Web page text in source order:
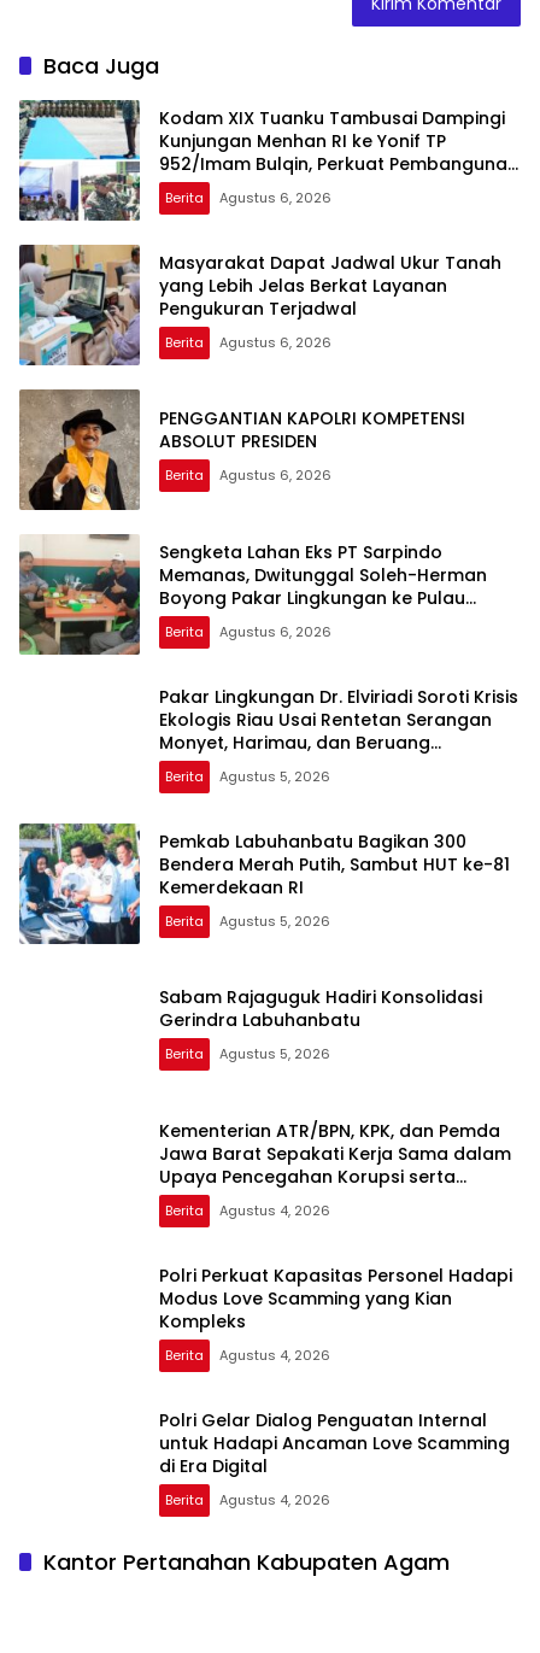
Baca Juga
Kodam XIX Tuanku Tambusai Dampingi
Kunjungan Menhan RI ke Yonif TP
952/Imam Bulqin, Perkuat Pembangunan
Satuan
Berita Agustus 6, 2026
Masyarakat Dapat Jadwal Ukur Tanah
yang Lebih Jelas Berkat Layanan
Pengukuran Terjadwal
Berita Agustus 6, 2026
PENGGANTIAN KAPOLRI KOMPETENSI
ABSOLUT PRESIDEN
Berita Agustus 6, 2026
Sengketa Lahan Eks PT Sarpindo
Memanas, Dwitunggal Soleh-Herman
Boyong Pakar Lingkungan ke Pulau
Rupat
Berita Agustus 6, 2026
Pakar Lingkungan Dr. Elviriadi Soroti Krisis
Ekologis Riau Usai Rentetan Serangan
Monyet, Harimau, dan Beruang
Terhadap Warga
Berita Agustus 5, 2026
Pemkab Labuhanbatu Bagikan 300
Bendera Merah Putih, Sambut HUT ke-81
Kemerdekaan RI
Berita Agustus 5, 2026
Sabam Rajaguguk Hadiri Konsolidasi
Gerindra Labuhanbatu
Berita Agustus 5, 2026
Kementerian ATR/BPN, KPK, dan Pemda
Jawa Barat Sepakati Kerja Sama dalam
Upaya Pencegahan Korupsi serta
Penguatan Ekonomi Daerah
Berita Agustus 4, 2026
Polri Perkuat Kapasitas Personel Hadapi
Modus Love Scamming yang Kian
Kompleks
Berita Agustus 4, 2026
Polri Gelar Dialog Penguatan Internal
untuk Hadapi Ancaman Love Scamming
di Era Digital
Berita Agustus 4, 2026
Kantor Pertanahan Kabupaten Agam